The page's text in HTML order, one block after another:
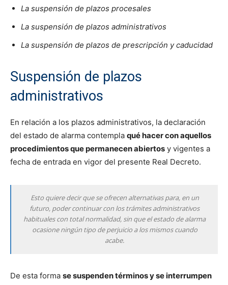
La suspensión de plazos procesales
La suspensión de plazos administrativos
La suspensión de plazos de prescripción y caducidad
Suspensión de plazos
administrativos
En relación a los plazos administrativos, la declaración
del estado de alarma contempla qué hacer con aquellos
procedimientos que permanecen abiertos y vigentes a
fecha de entrada en vigor del presente Real Decreto.
Esto quiere decir que se ofrecen alternativas para, en un
futuro, poder continuar con los trámites administrativos
habituales con total normalidad, sin que el estado de alarma
ocasione ningún tipo de perjuicio a los mismos cuando
acabe.
De esta forma se suspenden términos y se interrumpen